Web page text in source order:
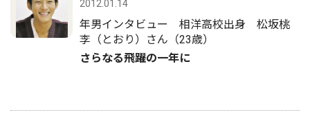
2012.01.14
年男インタビュー 相洋高校出身 松坂桃
李（とおり）さん（23歳）
さらなる飛躍の一年に